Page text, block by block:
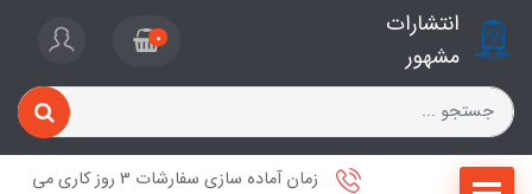
انتشارات
مشهور
0
زمان آماده سازی سفارشات 3 روز کاری می